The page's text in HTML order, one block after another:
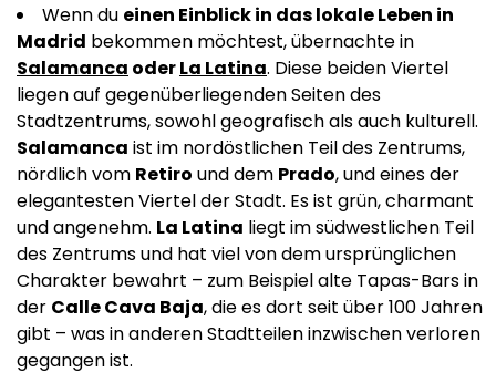
Wenn du einen Einblick in das lokale Leben in
Madrid bekommen möchtest, übernachte in
Salamanca oderLa Latina. Diese beiden Viertel
liegen auf gegenüberliegenden Seiten des
Stadtzentrums, sowohl geografisch als auch kulturell.
Salamanca ist im nordöstlichen Teil des Zentrums,
nördlich vom Retiro und dem Prado, und eines der
elegantesten Viertel der Stadt. Es ist grün, charmant
und angenehm. La Latina liegt im südwestlichen Teil
des Zentrums und hat viel von dem ursprünglichen
Charakter bewahrt – zum Beispiel alte Tapas-Bars in
der Calle Cava Baja, die es dort seit über 100 Jahren
gibt – was in anderen Stadtteilen inzwischen verloren
gegangen ist.